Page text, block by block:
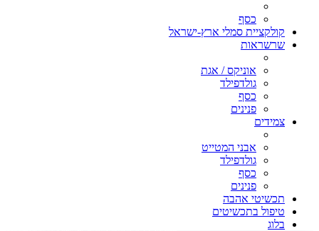
כסף
קולקציית סמלי ארץ-ישראל
שרשראות
אוניקס / אגת
גולדפילד
כסף
פנינים
צמידים
אבני המטייט
גולדפילד
כסף
פנינים
תכשיטי אהבה
טיפול בתכשיטים
בלוג